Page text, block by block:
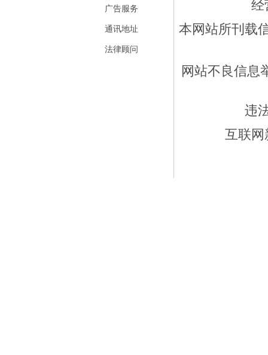
广告服务
通讯地址
法律顾问
经
本网站所刊载
网站不良信息
违
互联网